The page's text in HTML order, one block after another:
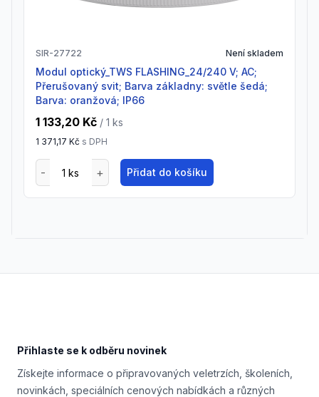
SIR-27722 Není skladem
Modul optický_TWS FLASHING_24/240 V; AC;
Přerušovaný svit; Barva základny: světle šedá;
Barva: oranžová; IP66
1 133,20 Kč / 1 ks
1 371,17 Kč s DPH
Přidat do košíku
Přihlaste se k odběru novinek
Získejte informace o připravovaných veletrzích, školeních,
novinkách, speciálních cenových nabídkách a různých